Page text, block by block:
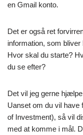
en Gmail konto.
Det er også ret
information, som
Hvor skal du starte?
du se efter?
Det vil jeg gerne
Uanset om du vil have
of Investment), så vil
med at komme i mål.